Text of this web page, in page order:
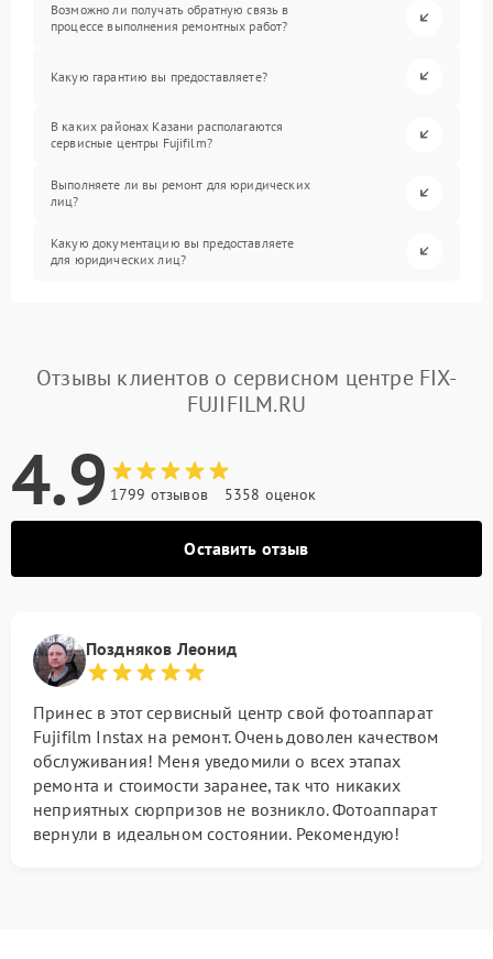
Возможно ли получать обратную связь в
процессе выполнения ремонтных работ?
Какую гарантию вы предоставляете?
В каких районах Казани располагаются
сервисные центры Fujifilm?
Выполняете ли вы ремонт для юридических
лиц?
Какую документацию вы предоставляете
для юридических лиц?
Отзывы клиентов о сервисном центре FIX-
FUJIFILM.RU
4.9 1799 отзывов 5358 оценок
Оставить отзыв
Поздняков Леонид
Принес в этот сервисный центр свой фотоаппарат
Fujifilm Instax на ремонт. Очень доволен качеством
обслуживания! Меня уведомили о всех этапах
ремонта и стоимости заранее, так что никаких
неприятных сюрпризов не возникло. Фотоаппарат
вернули в идеальном состоянии. Рекомендую!